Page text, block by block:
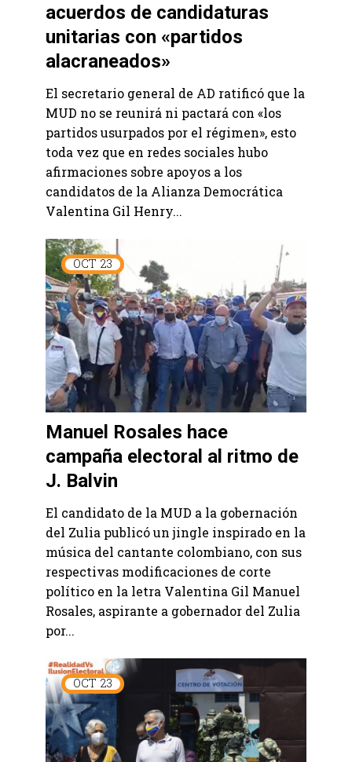
acuerdos de candidaturas
unitarias con «partidos
alacraneados»
El secretario general de AD ratificó que la
MUD no se reunirá ni pactará con «los
partidos usurpados por el régimen», esto
toda vez que en redes sociales hubo
afirmaciones sobre apoyos a los
candidatos de la Alianza Democrática
Valentina Gil Henry...
OCT 23
Manuel Rosales hace
campaña electoral al ritmo de
J. Balvin
El candidato de la MUD a la gobernación
del Zulia publicó un jingle inspirado en la
música del cantante colombiano, con sus
respectivas modificaciones de corte
político en la letra Valentina Gil Manuel
Rosales, aspirante a gobernador del Zulia
por...
OCT 23